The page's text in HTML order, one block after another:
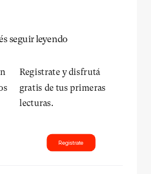
seguir leyendo
Registrate y disfrutá
gratis de tus primeras
lecturas.
Registrate